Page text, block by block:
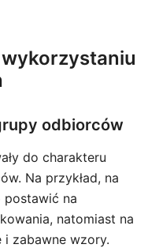
odbiorców
do charakteru
Na przykład, na
na
natomiast na
zabawne wzory.